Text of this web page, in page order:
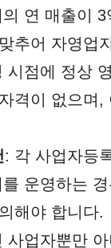
연 매출이
추어 자영업
시점에 정상
격이 없으며
: 각 사업자등
운영하는
해야 합니다.
사업자뿐만